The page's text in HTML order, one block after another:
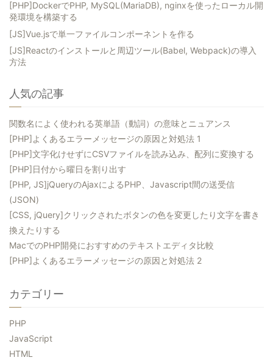
[PHP]DockerでPHP, MySQL(MariaDB), nginxを使ったローカル開
発環境を構築する
[JS]Vue.jsで単一ファイルコンポーネントを作る
[JS]Reactのインストールと周辺ツール(Babel, Webpack)の導入
方法
人気の記事
関数名によく使われる英単語（動詞）の意味とニュアンス
[PHP]よくあるエラーメッセージの原因と対処法 1
[PHP]文字化けせずにCSVファイルを読み込み、配列に変換する
[PHP]日付から曜日を割り出す
[PHP, JS]jQueryのAjaxによるPHP、Javascript間の送受信
(JSON)
[CSS, jQuery]クリックされたボタンの色を変更したり文字を書き
換えたりする
MacでのPHP開発におすすめのテキストエディタ比較
[PHP]よくあるエラーメッセージの原因と対処法 2
カテゴリー
PHP
JavaScript
HTML